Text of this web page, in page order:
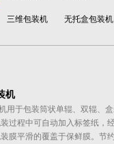
三维包装机 无托盒包装机
机
用于包装筒状单辊、双辊、
过程中可自动加入标签纸，
膜平滑的覆盖于保鲜膜。节